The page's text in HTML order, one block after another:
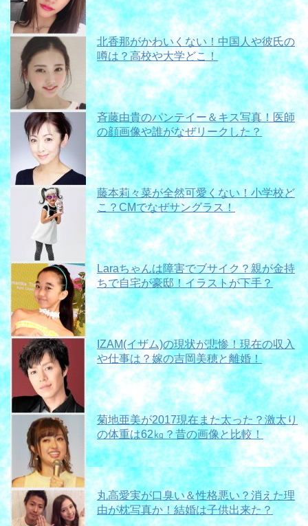
北香那がかわいくない！中国人や彼氏の
噂は？高校や大学どこ！
斉藤由貴のパンテイー＆キス写真！医師
の顔画像や誰がなぜリークした？
藤本莉々菜が全然可愛くない！小学校ど
こ？CMでなぜサングラス！
Laraちゃんは障害でブサイク？親が金持
ちで自宅が豪邸！イラストが下手？
IZAM(イザム)の現状が悲惨！現在の収入
や仕事は？嫁の吉岡美穂と離婚！
菊地亜美が2017現在また太った？激太り
の体重は62㎏？昔の画像と比較！
丸高愛実が口臭い＆性格悪い？消えた理
由が枕写真か！結婚は子供出来た？